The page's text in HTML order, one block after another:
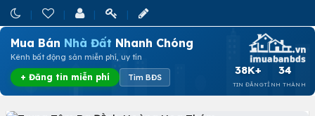
Mua Bán Nhà Đất Nhanh Chóng
Kênh bất động sản miễn phí, uy tín
+ Đăng tin miễn phí Tìm BĐS
38K+
TIN ĐĂNG
34
TỈNH THÀNH